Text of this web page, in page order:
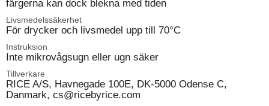
färgerna kan dock blekna med tiden
Livsmedelssäkerhet
För drycker och livsmedel upp till 70°C
Instruksion
Inte mikrovågsugn eller ugn säker
Tillverkare
RICE A/S, Havnegade 100E, DK-5000 Odense C,
Danmark, cs@ricebyrice.com